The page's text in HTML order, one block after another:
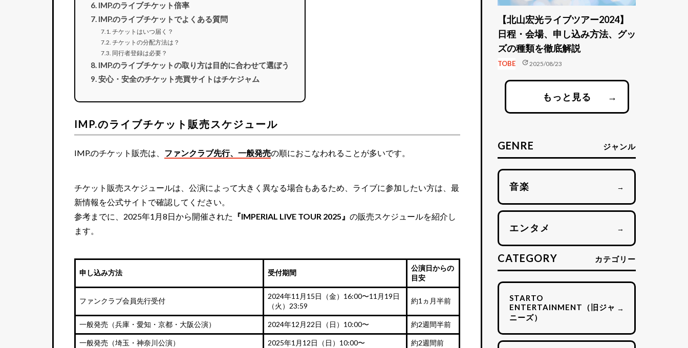
IMP.のライブチケット倍率
IMP.のライブチケットでよくある質問
チケットはいつ届く？
チケットの分配方法は？
同行者登録は必要？
IMP.のライブチケットの取り方は目的に合わせて選ぼう
安心・安全のチケット売買サイトはチケジャム
IMP.のライブチケット販売スケジュール
IMP.のチケット販売は、 ファンクラブ先行、一般発売の順におこなわれることが多いです。
チケット販売スケジュールは、公演によって大きく異なる場合もあるため、ライブに参加したい方は、最
新情報を公式サイトで確認してください。
参考までに、2025年1月8日から開催された 『IMPERIAL LIVE TOUR 2025』 の販売スケジュールを紹介し
ます。
申し込み方法 受付期間
公演日からの
目安
ファンクラブ会員先行受付
2024年11月15日（金）16:00〜11月19日
（火）23:59
約1ヵ月半前
一般発売（兵庫・愛知・京都・大阪公演） 2024年12月22日（日）10:00〜 約2週間半前
一般発売（埼玉・神奈川公演） 2025年1月12日（日）10:00〜 約2週間前
【北山宏光ライブツアー2024】
日程・会場、申し込み方法、グッ
ズの種類を徹底解説
TOBE update2025/08/23
もっと見る →
GENRE ジャンル
音楽 →
エンタメ →
CATEGORY カテゴリー
STARTO
ENTERTAINMENT（旧ジャ
ニーズ）
→